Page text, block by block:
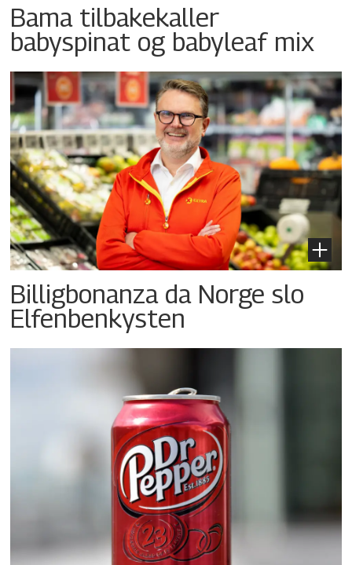
Bama tilbakekaller
babyspinat og babyleaf mix
Billigbonanza da Norge slo
Elfenbenkysten